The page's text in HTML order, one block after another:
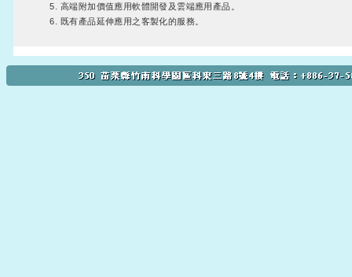
高端附加價值應用軟體開發及雲端應用產品。
既有產品延伸應用之客製化的服務。